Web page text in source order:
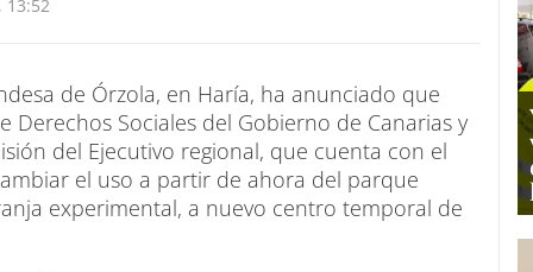
13:52
de Órzola, en Haría, ha anunciado que
Sociales del Gobierno de Canarias y
del Ejecutivo regional, que cuenta con el
el uso a partir de ahora del parque
experimental, a nuevo centro temporal de